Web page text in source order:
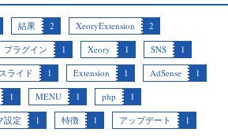
結果 2 XeoryExtension
2
プラグイン 1 Xeory 1 SNS
1
ライド
1 Extension 1 AdSense
1
1 MENU 1 php
1
設定 1 特徴 1 アップデート
1